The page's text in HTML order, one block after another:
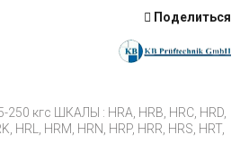
Поделиться
250 кгс ШКАЛЫ : HRA, HRB, HRC, HRD,
HRL, HRM, HRN, HRP, HRR, HRS, HRT,